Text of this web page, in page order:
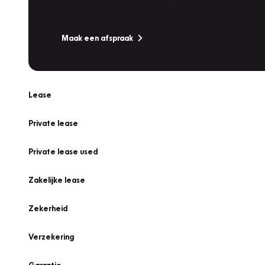
Maak een afspraak
Lease
Private lease
Private lease used
Zakelijke lease
Zekerheid
Verzekering